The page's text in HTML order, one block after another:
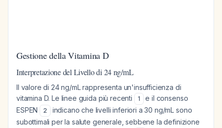
Gestione della Vitamina D
Interpretazione del Livello di 24 ng/mL
Il valore di 24 ng/mL rappresenta un'insufficienza di
vitamina D. Le linee guida più recenti
1
e il consenso
ESPEN
2
indicano che livelli inferiori a 30 ng/mL sono
subottimali per la salute generale, sebbene la definizione